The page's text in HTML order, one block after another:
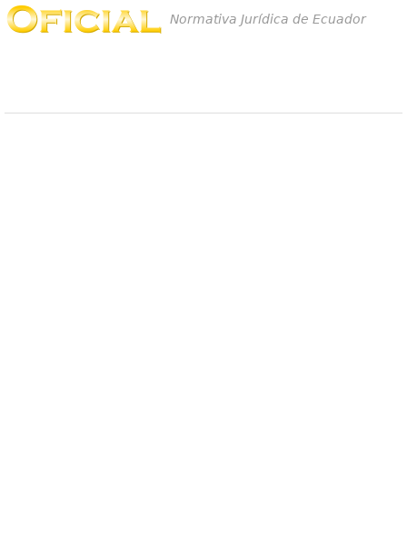
Normativa Jurídica de Ecuador